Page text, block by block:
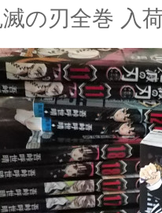
滅の刃全巻 入